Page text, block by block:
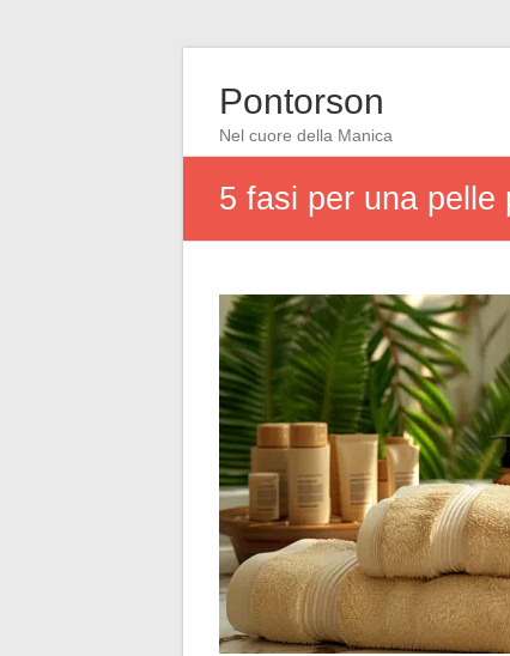
Pontorson
Nel cuore della Manica
5 fasi per una pelle